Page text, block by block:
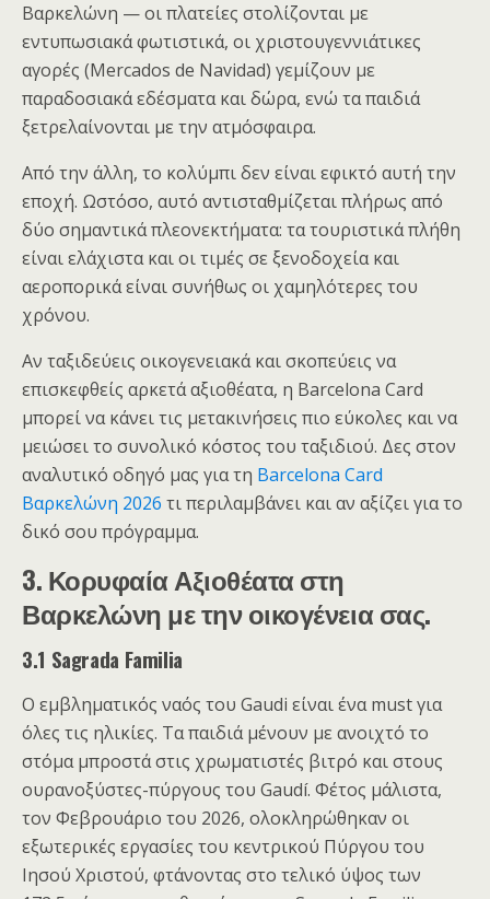
Βαρκελώνη — οι πλατείες στολίζονται με
εντυπωσιακά φωτιστικά, οι χριστουγεννιάτικες
αγορές (Mercados de Navidad) γεμίζουν με
παραδοσιακά εδέσματα και δώρα, ενώ τα παιδιά
ξετρελαίνονται με την ατμόσφαιρα.
Από την άλλη, το κολύμπι δεν είναι εφικτό αυτή την
εποχή. Ωστόσο, αυτό αντισταθμίζεται πλήρως από
δύο σημαντικά πλεονεκτήματα: τα τουριστικά πλήθη
είναι ελάχιστα και οι τιμές σε ξενοδοχεία και
αεροπορικά είναι συνήθως οι χαμηλότερες του
χρόνου.
Αν ταξιδεύεις οικογενειακά και σκοπεύεις να
επισκεφθείς αρκετά αξιοθέατα, η Barcelona Card
μπορεί να κάνει τις μετακινήσεις πιο εύκολες και να
μειώσει το συνολικό κόστος του ταξιδιού. Δες στον
αναλυτικό οδηγό μας για τη Barcelona Card
Βαρκελώνη 2026 τι περιλαμβάνει και αν αξίζει για το
δικό σου πρόγραμμα.
3. Κορυφαία Αξιοθέατα στη
Βαρκελώνη με την οικογένεια σας.
3.1 Sagrada Familia
Ο εμβληματικός ναός του Gaudi είναι ένα must για
όλες τις ηλικίες. Τα παιδιά μένουν με ανοιχτό το
στόμα μπροστά στις χρωματιστές βιτρό και στους
ουρανοξύστες-πύργους του Gaudí. Φέτος μάλιστα,
τον Φεβρουάριο του 2026, ολοκληρώθηκαν οι
εξωτερικές εργασίες του κεντρικού Πύργου του
Ιησού Χριστού, φτάνοντας στο τελικό ύψος των